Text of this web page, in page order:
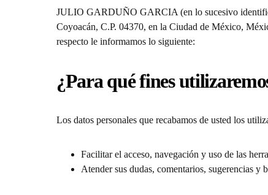
JULIO GARDUÑO GARCIA (en lo sucesivo
Coyoacán, C.P. 04370, en la Ciudad de México,
respecto le informamos lo siguiente:
¿Para qué fines
Los datos personales que recabamos de usted los
Facilitar el acceso, navegación y uso de las
Atender sus dudas, comentarios, sugerencias y